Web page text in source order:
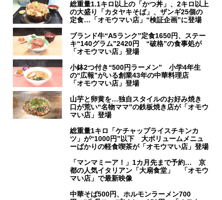
総重量1.1キロ以上の「かつ丼」、2キロ以上
の大盛り「カタヤキそば」、ザンギ25個の
定食…「オモウマい店」“検証企画”に登場
ブランド牛“A5ランク”定食1650円、ステー
キ“140グラム”2420円 “破格”の食事処が
「オモウマい店」登場
小鉢2つ付き“500円ラーメン” 小学4年生
の“広報”がいる創業43年の中華料理店
「オモウマい店」登場
山芋と卵黄を…独自スタイルのお好み焼き
口が荒い“名物ママ”の鉄板焼き店が「オモウ
マい店」登場
総重量1キロ「ケチャップライスチキンカ
ツ」が“1000円”以下 大ボリュームメニュ
ーばかりの軽食喫茶が「オモウマい店」登場
「マンマミーア！」1カ月先まで予約… 京
都の人気イタリアン「大扇食堂」 「オモウ
マい店」で最新映像
中華そば500円、ホルモンラーメン700